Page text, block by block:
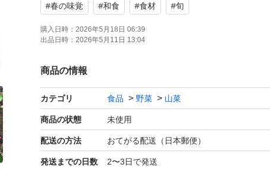
多少の土などついた状態です。
包装の際に、収まるように切っていれますので
ご理解の方よろしくお願いいたします。
#春の味覚 #和食 #食材 #旬
購入日時： 2026年5月18日 06:39
出品日時： 2026年5月11日 13:04
商品の情報
カテゴリ 食品 野菜 山菜
商品の状態 未使用
配送の方法 おてがる配送（日本郵便）
発送までの日数 2〜3日で発送
いいね！